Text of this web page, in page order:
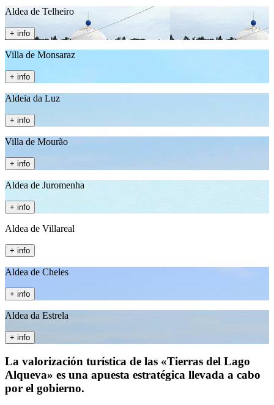
Aldea de Telheiro
+ info
Villa de Monsaraz
+ info
Aldeia da Luz
+ info
Villa de Mourão
+ info
Aldea de Juromenha
+ info
Aldea de Villareal
+ info
Aldea de Cheles
+ info
Aldea da Estrela
+ info
La valorización turística de las «Tierras del Lago
Alqueva» es una apuesta estratégica llevada a cabo
por el gobierno.